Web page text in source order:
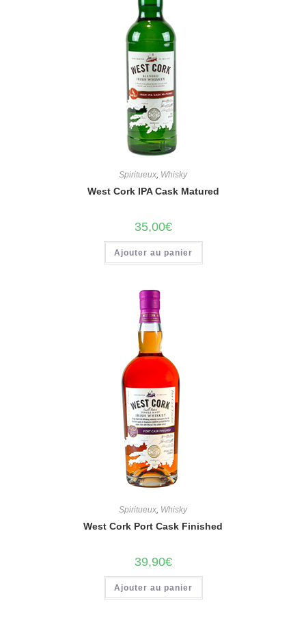
Spiritueux Whisky
West Cork IPA Cask Matured
35,00€
Ajouter au panier
Spiritueux, Whisky
West Cork Port Cask Finished
39,90€
Ajouter au panier